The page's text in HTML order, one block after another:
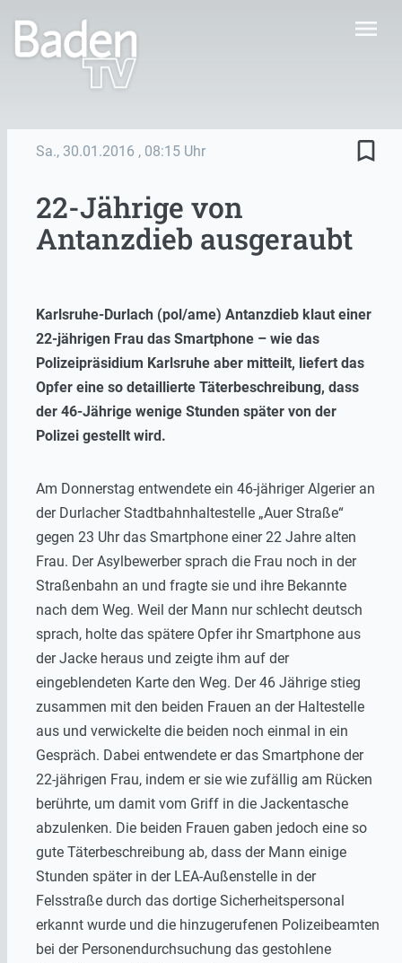
menu
Sa., 30.01.2016 , 08:15 Uhr bookmark_border
22-Jährige von
Antanzdieb ausgeraubt
Karlsruhe-Durlach (pol/ame) Antanzdieb klaut einer
22-jährigen Frau das Smartphone – wie das
Polizeipräsidium Karlsruhe aber mitteilt, liefert das
Opfer eine so detaillierte Täterbeschreibung, dass
der 46-Jährige wenige Stunden später von der
Polizei gestellt wird.
Am Donnerstag entwendete ein 46-jähriger Algerier an
der Durlacher Stadtbahnhaltestelle „Auer Straße“
gegen 23 Uhr das Smartphone einer 22 Jahre alten
Frau. Der Asylbewerber sprach die Frau noch in der
Straßenbahn an und fragte sie und ihre Bekannte
nach dem Weg. Weil der Mann nur schlecht deutsch
sprach, holte das spätere Opfer ihr Smartphone aus
der Jacke heraus und zeigte ihm auf der
eingeblendeten Karte den Weg. Der 46 Jährige stieg
zusammen mit den beiden Frauen an der Haltestelle
aus und verwickelte die beiden noch einmal in ein
Gespräch. Dabei entwendete er das Smartphone der
22-jährigen Frau, indem er sie wie zufällig am Rücken
berührte, um damit vom Griff in die Jackentasche
abzulenken. Die beiden Frauen gaben jedoch eine so
gute Täterbeschreibung ab, dass der Mann einige
Stunden später in der LEA-Außenstelle in der
Felsstraße durch das dortige Sicherheitspersonal
erkannt wurde und die hinzugerufenen Polizeibeamten
bei der Personendurchsuchung das gestohlene